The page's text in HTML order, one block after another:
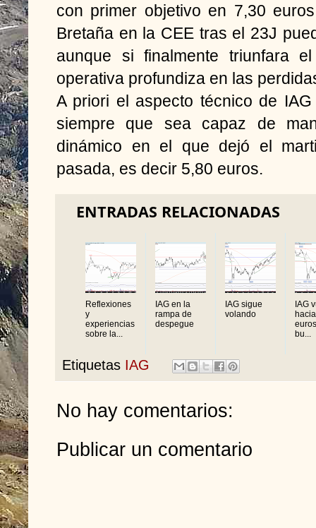
con primer objetivo en 7,30
Bretaña en la CEE tras el 23J
aunque si finalmente triunfara
operativa profundiza en las
A priori el aspecto técnico de
siempre que sea capaz de
dinámico en el que dejó el
pasada, es decir 5,80 euros.
ENTRADAS RELACIONADAS
Reflexiones
y
experiencias
sobre la...
IAG en la
rampa de
despegue
IAG sigue
volando
IAG
bu...
Etiquetas IAG
No hay comentarios:
Publicar un comentario